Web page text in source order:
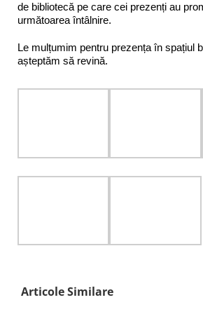
de bibliotecă pe care cei prezenți au
următoarea întâlnire.
Le mulțumim pentru prezența în spațiul
așteptăm să revină.
Articole Similare